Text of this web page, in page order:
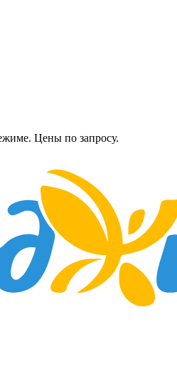
Цены по запросу.